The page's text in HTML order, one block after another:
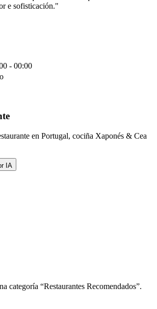
e sofisticación.
- 00:00
en Portugal, cociña Xaponés & Cea
IA
categoría “Restaurantes Recomendados”.